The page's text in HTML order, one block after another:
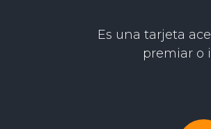
Es una tarjeta
premiar o